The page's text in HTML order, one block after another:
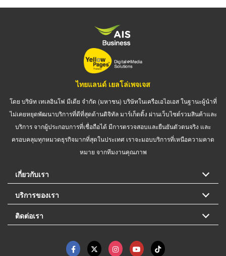
ไทยแลนด์ เยลโล่เพจเจส
โดย บริษัท เทเลอินโฟ มีเดีย จำกัด (มหาชน) บริษัทในเครือเอไอเอส ในฐานะผู้นำที่
ไม่เคยหยุดพัฒนาบริการที่ดีที่สุดด้านดิจิทัล มาร์เก็ตติ้ง ผ่านเว็บไซต์รวมสินค้าและ
บริการ จากผู้ประกอบการที่เชื่อถือได้ มีการตรวจสอบและยืนยันตัวตนจริง และ
ครอบคลุมทุกหมวดธุรกิจมากที่สุดในประเทศ เราจะมอบบริการที่เหนือความคาด
หมาย จากทีมงานคุณภาพ
เกี่ยวกับเรา
บริการของเรา
ติดต่อเรา